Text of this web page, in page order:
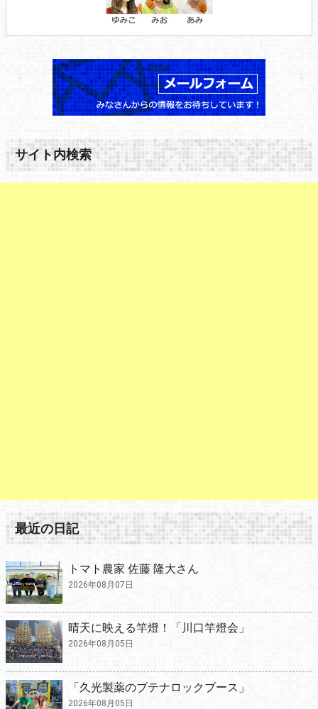
サイト内検索
最近の日記
トマト農家 佐藤 隆大さん
2026年08月07日
晴天に映える竿燈！「川口竿燈会」
2026年08月05日
「久光製薬のブテナロックブース」
2026年08月05日